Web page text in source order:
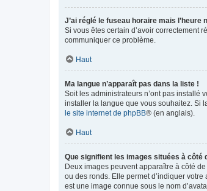
J’ai réglé le fuseau horaire mais l’heure
Si vous êtes certain d’avoir correctement
communiquer ce problème.
Haut
Ma langue n’apparaît pas dans la liste !
Soit les administrateurs n’ont pas installé
installer la langue que vous souhaitez. Si
le site internet de phpBB® (en anglais).
Haut
Que signifient les images situées à côté
Deux images peuvent apparaître à côté
ou des ronds. Elle permet d’indiquer
est une image connue sous le nom